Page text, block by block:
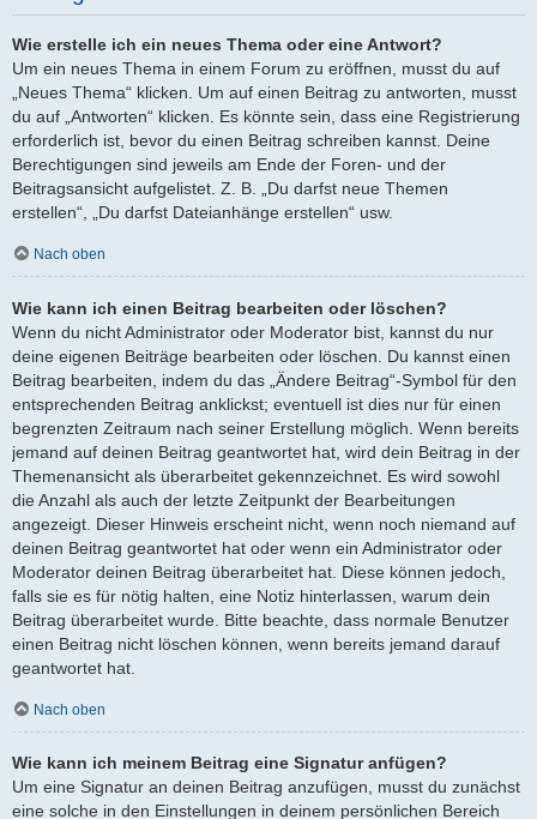
Wie erstelle ich ein neues Thema oder eine Antwort?
Um ein neues Thema in einem Forum zu eröffnen, musst du auf
„Neues Thema“ klicken. Um auf einen Beitrag zu antworten, musst
du auf „Antworten“ klicken. Es könnte sein, dass eine Registrierung
erforderlich ist, bevor du einen Beitrag schreiben kannst. Deine
Berechtigungen sind jeweils am Ende der Foren- und der
Beitragsansicht aufgelistet. Z. B. „Du darfst neue Themen
erstellen“, „Du darfst Dateianhänge erstellen“ usw.
Nach oben
Wie kann ich einen Beitrag bearbeiten oder löschen?
Wenn du nicht Administrator oder Moderator bist, kannst du nur
deine eigenen Beiträge bearbeiten oder löschen. Du kannst einen
Beitrag bearbeiten, indem du das „Ändere Beitrag“-Symbol für den
entsprechenden Beitrag anklickst; eventuell ist dies nur für einen
begrenzten Zeitraum nach seiner Erstellung möglich. Wenn bereits
jemand auf deinen Beitrag geantwortet hat, wird dein Beitrag in der
Themenansicht als überarbeitet gekennzeichnet. Es wird sowohl
die Anzahl als auch der letzte Zeitpunkt der Bearbeitungen
angezeigt. Dieser Hinweis erscheint nicht, wenn noch niemand auf
deinen Beitrag geantwortet hat oder wenn ein Administrator oder
Moderator deinen Beitrag überarbeitet hat. Diese können jedoch,
falls sie es für nötig halten, eine Notiz hinterlassen, warum dein
Beitrag überarbeitet wurde. Bitte beachte, dass normale Benutzer
einen Beitrag nicht löschen können, wenn bereits jemand darauf
geantwortet hat.
Nach oben
Wie kann ich meinem Beitrag eine Signatur anfügen?
Um eine Signatur an deinen Beitrag anzufügen, musst du zunächst
eine solche in den Einstellungen in deinem persönlichen Bereich